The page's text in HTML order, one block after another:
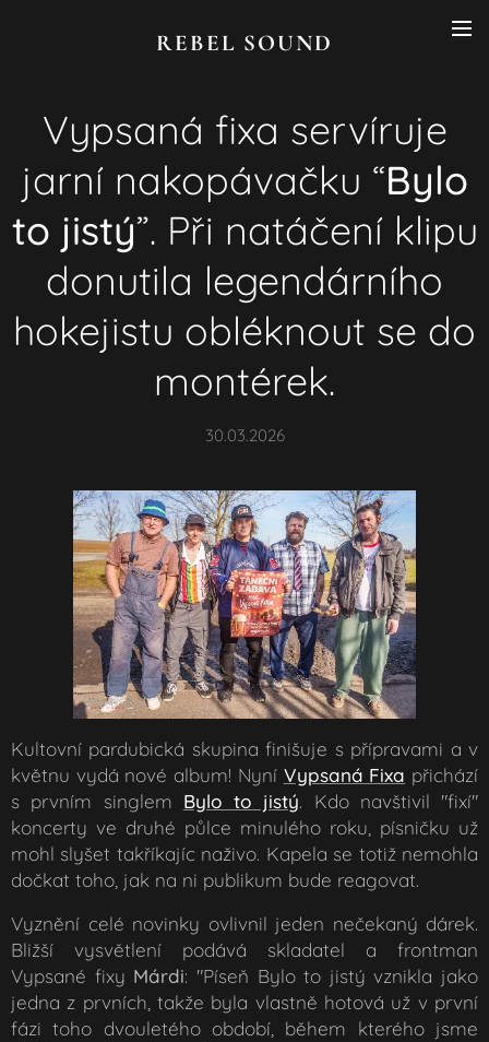
REBEL SOUND
Vypsaná fixa servíruje
jarní nakopávačku “Bylo
to jistý”. Při natáčení klipu
donutila legendárního
hokejistu obléknout se do
montérek.
30.03.2026
Kultovní pardubická skupina finišuje s přípravami a v
květnu vydá nové album! Nyní Vypsaná Fixa přichází
s prvním singlem Bylo to jistý. Kdo navštivil "fixí"
koncerty ve druhé půlce minulého roku, písničku už
mohl slyšet takříkajíc naživo. Kapela se totiž nemohla
dočkat toho, jak na ni publikum bude reagovat.
Vyznění celé novinky ovlivnil jeden nečekaný dárek.
Bližší vysvětlení podává skladatel a frontman
Vypsané fixy Márdi: "Píseň Bylo to jistý vznikla jako
jedna z prvních, takže byla vlastně hotová už v první
fázi toho dvouletého období, během kterého jsme